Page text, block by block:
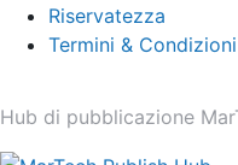
Riservatezza
Termini & Condizioni
Hub di pubblicazione